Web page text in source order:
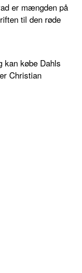
er mængden på
til den røde
kan købe Dahls
Christian